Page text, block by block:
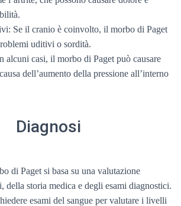
Se il cranio è coinvolto, il morbo di Paget
uditivi o sordità.
alcuni casi, il morbo di Paget può causare
dell’aumento della pressione all’interno
Diagnosi
di Paget si basa su una valutazione
della storia medica e degli esami diagnostici.
esami del sangue per valutare i livelli